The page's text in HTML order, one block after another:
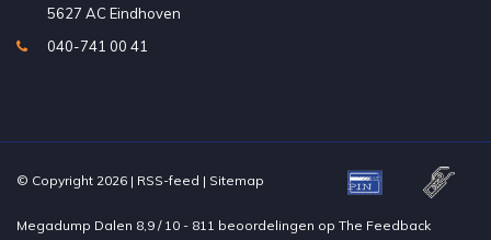
5627 AC Eindhoven
040-741 00 41
© Copyright 2026 | RSS-feed | Sitemap
Megadump Dalen 8,9 / 10 - 811 beoordelingen op The Feedback